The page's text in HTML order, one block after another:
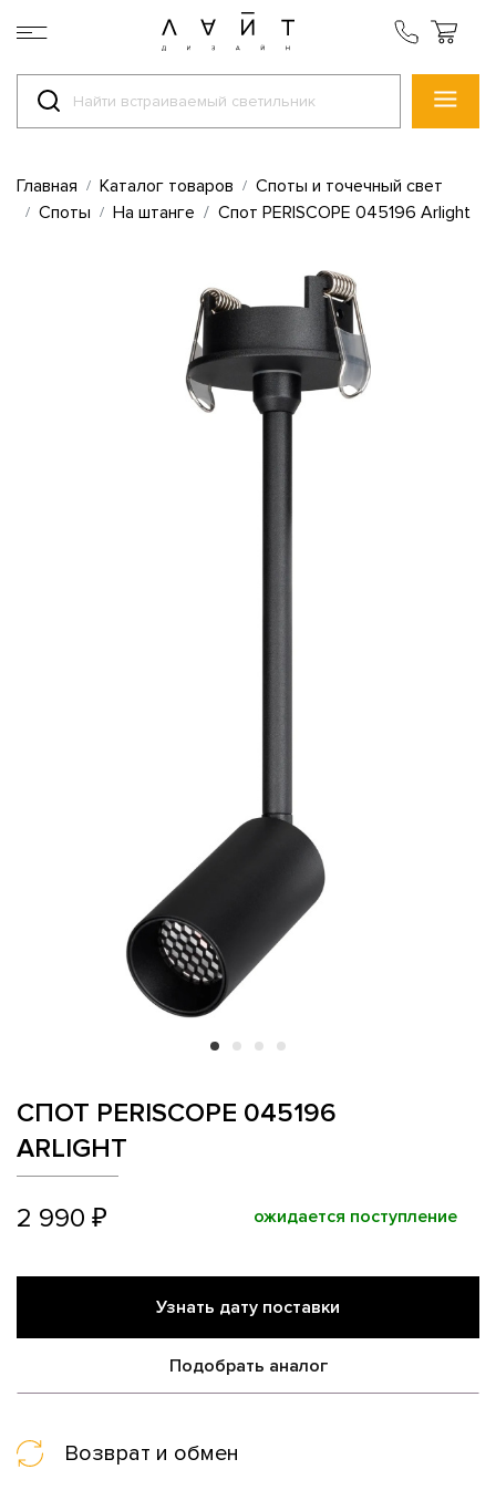
Главная Каталог товаров
Споты и точечный свет
Споты
На штанге Спот PERISCOPE 045196 Arlight
СПОТ PERISCOPE 045196
ARLIGHT
2 990 ₽ ожидается поступление
Узнать дату поставки
Подобрать аналог
Возврат и обмен